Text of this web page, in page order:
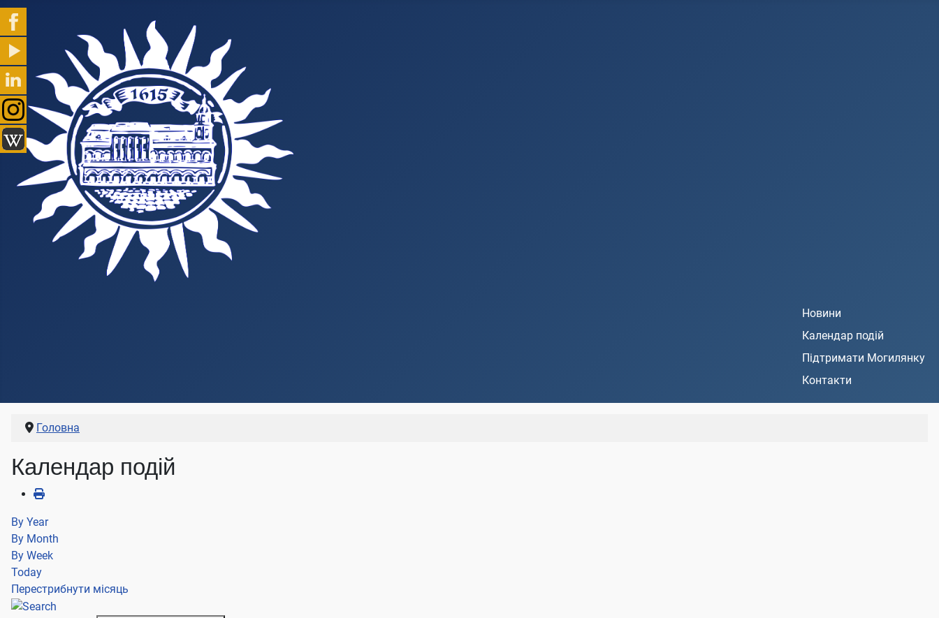
Новини
Календар подій
Підтримати Могилянку
Контакти
Головна
Календар подій
By Year
By Month
By Week
Today
Перестрибнути місяць